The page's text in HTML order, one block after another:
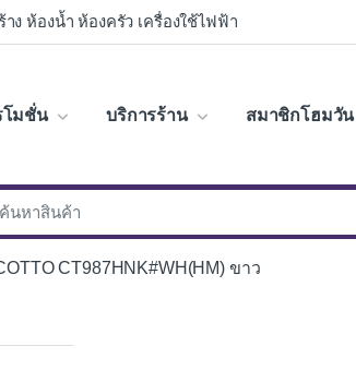
ง ห้องน้ำ ห้องครัว เครื่องใช้ไฟฟ้า
โมชั่น บริการร้าน สมาชิกโฮมวัน
CT987HNK#WH(HM) ขาว